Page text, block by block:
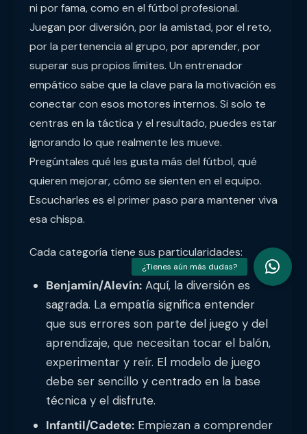
ni por fama, como en el fútbol profesional.
Juegan por diversión, por la amistad, por el reto,
por la pertenencia al grupo, por aprender, por
superar sus propios límites. Un entrenador
empático sabe que la clave para la motivación es
conectar con esos motores internos. Si solo te
centras en la táctica y el resultado, puedes estar
ignorando lo que realmente les mueve.
Pregúntales qué les gusta más del fútbol, qué
quieren mejorar, cómo se sienten en el equipo.
Escucharles es el primer paso para mantener viva
esa chispa.
Cada categoría tiene sus particularidades:
Benjamín/Alevín:Aquí, la diversión es
sagrada. La empatía significa entender
que sus errores son parte del juego y del
aprendizaje, que necesitan tocar el balón,
experimentar y reír. El modelo de juego
debe ser sencillo y centrado en la base
técnica y el disfrute.
Infantil/Cadete:Empiezan a comprender